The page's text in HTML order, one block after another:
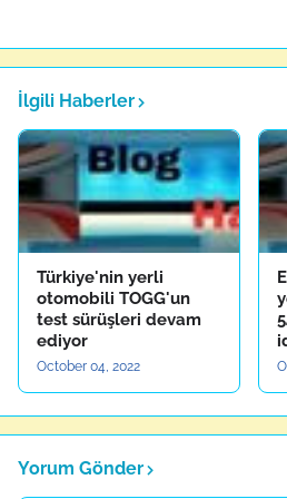
İlgili Haberler
Türkiye'nin yerli
otomobili TOGG'un
test sürüşleri devam
ediyor
October 04, 2022
Yorum Gönder